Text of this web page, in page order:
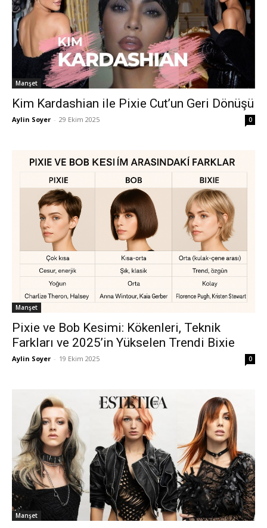
Manşet
Kim Kardashian ile Pixie Cut’un Geri Dönüşü
Aylin Soyer - 29 Ekim 2025 0
Manşet
Pixie ve Bob Kesimi: Kökenleri, Teknik
Farkları ve 2025’in Yükselen Trendi Bixie
Aylin Soyer - 19 Ekim 2025 0
Manşet